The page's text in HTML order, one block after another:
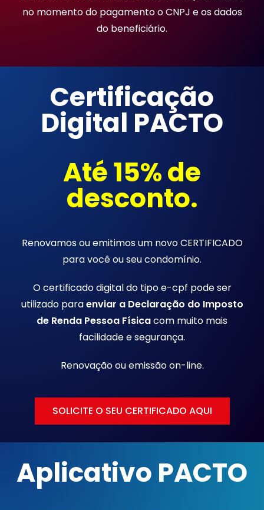
no momento do pagamento o CNPJ e os dados
do beneficiário.
Certificação
Digital PACTO
Até 15% de
desconto.
Renovamos ou emitimos um novo CERTIFICADO
para você ou seu condomínio.
O certificado digital do tipo e-cpf pode ser
utilizado paraenviar a Declaração do Imposto
de Renda Pessoa Físicacom muito mais
facilidade e segurança.
Renovação ou emissãoon-line.
SOLICITE O SEU CERTIFICADO AQUI
Aplicativo PACTO